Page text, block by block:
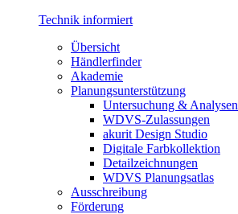
Technik informiert
Übersicht
Händlerfinder
Akademie
Planungsunterstützung
Untersuchung & Analysen
WDVS-Zulassungen
akurit Design Studio
Digitale Farbkollektion
Detailzeichnungen
WDVS Planungsatlas
Ausschreibung
Förderung